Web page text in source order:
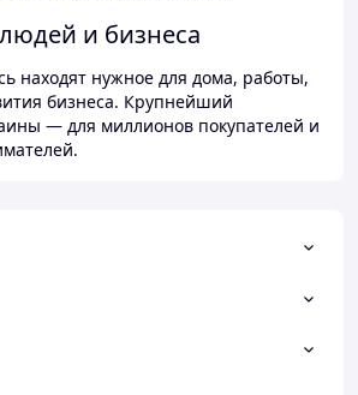
и бизнеса
находят нужное для дома, работы,
бизнеса. Крупнейший
— для миллионов покупателей и